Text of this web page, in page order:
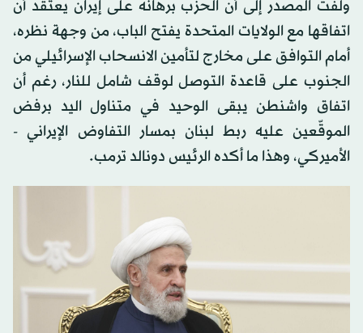
ولفت المصدر إلى أن الحزب برهانه على إيران يعتقد أن
اتفاقها مع الولايات المتحدة يفتح الباب، من وجهة نظره،
أمام التوافق على مخارج لتأمين الانسحاب الإسرائيلي من
الجنوب على قاعدة التوصل لوقف شامل للنار، رغم أن
اتفاق واشنطن يبقى الوحيد في متناول اليد برفض
الموقّعين عليه ربط لبنان بمسار التفاوض الإيراني -
الأميركي، وهذا ما أكده الرئيس دونالد ترمب.